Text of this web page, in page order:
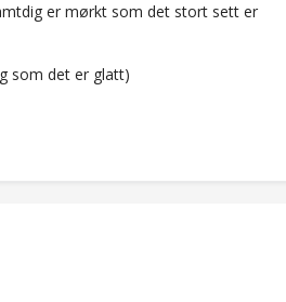
er mørkt som det stort sett er
som det er glatt)